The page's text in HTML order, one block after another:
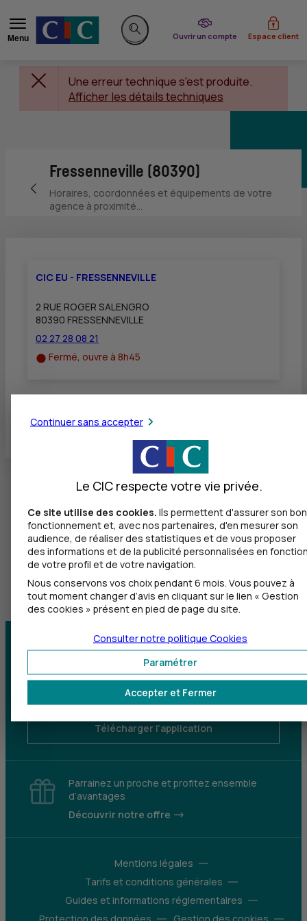
Menu
Rechercher sur le site
Ouvrir un compte
du CIC Espace client
Une erreur technique s'est produite.
Afficher les détails techniques
Retour vers la page précédente
Fressenneville (80390)
Horaires, coordonnées et équipements de votre
agence à proximité...
CIC EU - FRESSENNEVILLE
2 RUE ROGER SALENGRO
80390 FRESSENNEVILLE
02 27 28 08 21
Fermé, ouvre à 8h45
Toutes les localités
Centre d'aide Trouver une agence
Sourds et
Télécharger l'application
Parrainez un proche et profitez ensemble
d’avantages
Découvrir notre offre
Mentions légales
Tarifs et conditions générales
Guides et informations réglementaires
Continuer sans accepter
Le CIC respecte votre vie privée.
Ce site utilise des cookies. Ils permettent d'assurer son bon
fonctionnement et, avec nos partenaires, d'en mesurer son
audience, de réaliser des statistiques et de vous proposer
des informations et de la publicité personnalisées en
de votre profil et de votre navigation.
Nous conservons vos choix pendant 6 mois. Vous pouvez à
tout moment changer d’avis en cliquant sur le lien « Gestion
des cookies » présent en pied de page du site.
Accepter et Fermer
Paramétrer
Consulter notre politique Cookies